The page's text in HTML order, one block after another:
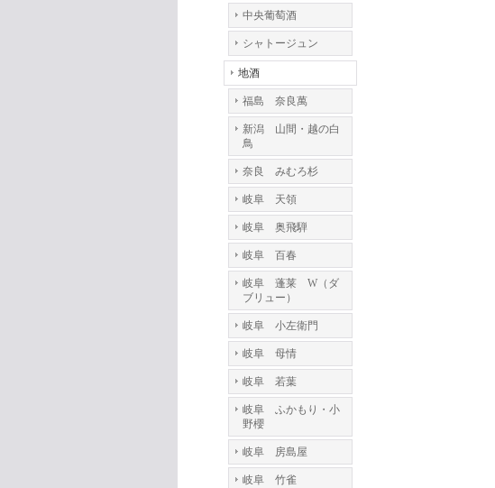
中央葡萄酒
シャトージュン
地酒
福島 奈良萬
新潟 山間・越の白
鳥
奈良 みむろ杉
岐阜 天領
岐阜 奥飛騨
岐阜 百春
岐阜 蓬莱 W（ダ
ブリュー）
岐阜 小左衛門
岐阜 母情
岐阜 若葉
岐阜 ふかもり・小
野櫻
岐阜 房島屋
岐阜 竹雀